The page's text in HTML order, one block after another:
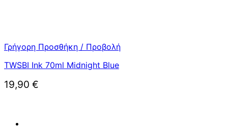
Γρήγορη Προσθήκη / Προβολή
TWSBI Ink 70ml Midnight Blue
19,90 €